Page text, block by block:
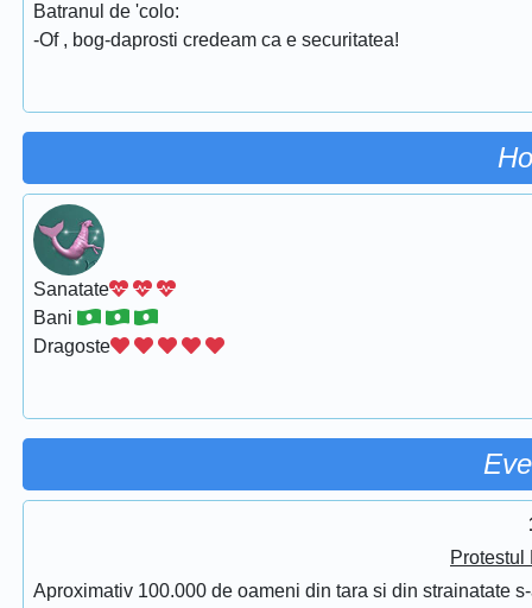
Batranul de 'colo:
-Of , bog-daprosti credeam ca e securitatea!
Sanatate
Bani
Dragoste
Protestul
Aproximativ 100.000 de oameni din tara si din strainatate